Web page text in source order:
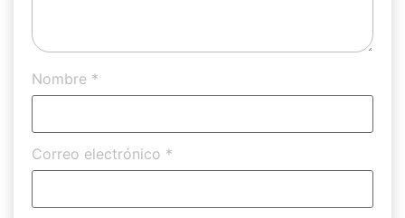
Nombre *
Correo electrónico *